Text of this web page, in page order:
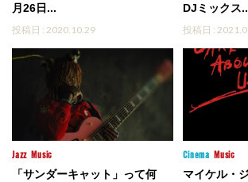
月26日...
投稿日 : 2020.10.29
DJミックス
投稿日 :
Jazz Music
「サンダーキャット」って何
Cinema Music
マイケル・